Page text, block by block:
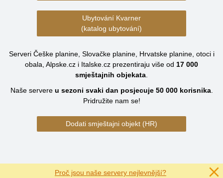
Ubytování Kvarner
(katalog ubytování)
Serveri Češke planine, Slovačke planine, Hrvatske planine, otoci i
obala, Alpske.cz i Italske.cz prezentiraju više od 17 000
smještajnih objekata
Naše servere u sezoni svaki dan posjecuje 50 000korisnika.
Pridružite nam se!
Dodati smještajni objekt (HR)
Proč jsou naše servery nejlevnější?